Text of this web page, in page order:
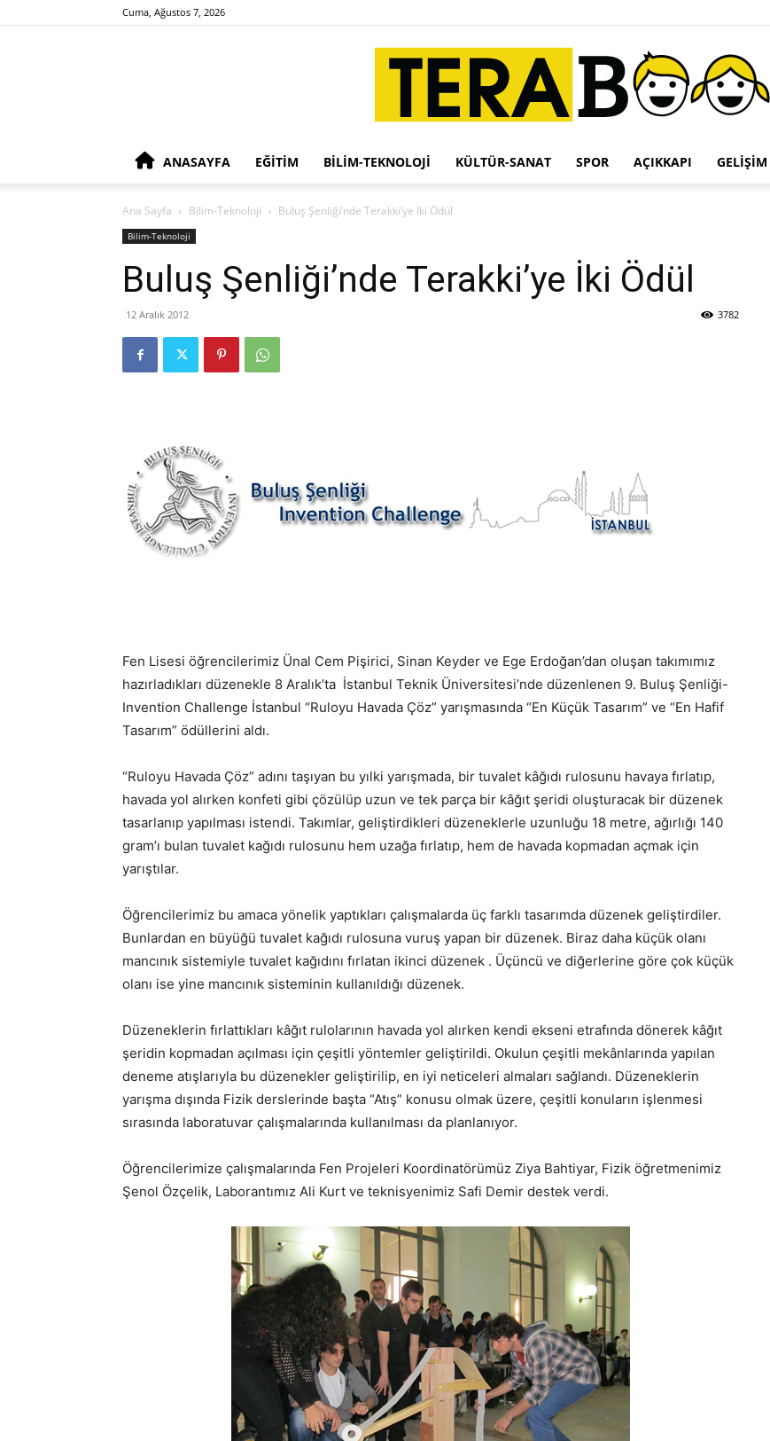
Cuma, Ağustos 7, 2026
ANASAYFA EĞITIM BILIM-TEKNOLOJI KÜLTÜR-SANAT SPOR AÇIKKAPI GELIŞIM
Ana Sayfa Bilim-Teknoloji Buluş Şenliği’nde Terakki’ye İki Ödül
Bilim-Teknoloji
Buluş Şenliği’nde Terakki’ye İki Ödül
12 Aralık 2012 3782
Fen Lisesi öğrencilerimiz Ünal Cem Pişirici, Sinan Keyder ve Ege Erdoğan’dan oluşan takımımız
hazırladıkları düzenekle 8 Aralık’ta İstanbul Teknik Üniversitesi’nde düzenlenen 9. Buluş Şenliği-
Invention Challenge İstanbul “Ruloyu Havada Çöz” yarışmasında “En Küçük Tasarım” ve “En Hafif
Tasarım” ödüllerini aldı.
“Ruloyu Havada Çöz” adını taşıyan bu yılki yarışmada, bir tuvalet kâğıdı rulosunu havaya fırlatıp,
havada yol alırken konfeti gibi çözülüp uzun ve tek parça bir kâğıt şeridi oluşturacak bir düzenek
tasarlanıp yapılması istendi. Takımlar, geliştirdikleri düzeneklerle uzunluğu 18 metre, ağırlığı 140
gram’ı bulan tuvalet kağıdı rulosunu hem uzağa fırlatıp, hem de havada kopmadan açmak için
yarıştılar.
Öğrencilerimiz bu amaca yönelik yaptıkları çalışmalarda üç farklı tasarımda düzenek geliştirdiler.
Bunlardan en büyüğü tuvalet kağıdı rulosuna vuruş yapan bir düzenek. Biraz daha küçük olanı
mancınık sistemiyle tuvalet kağıdını fırlatan ikinci düzenek . Üçüncü ve diğerlerine göre çok küçük
olanı ise yine mancınık sisteminin kullanıldığı düzenek.
Düzeneklerin fırlattıkları kâğıt rulolarının havada yol alırken kendi ekseni etrafında dönerek kâğıt
şeridin kopmadan açılması için çeşitli yöntemler geliştirildi. Okulun çeşitli mekânlarında yapılan
deneme atışlarıyla bu düzenekler geliştirilip, en iyi neticeleri almaları sağlandı. Düzeneklerin
yarışma dışında Fizik derslerinde başta “Atış” konusu olmak üzere, çeşitli konuların işlenmesi
sırasında laboratuvar çalışmalarında kullanılması da planlanıyor.
Öğrencilerimize çalışmalarında Fen Projeleri Koordinatörümüz Ziya Bahtiyar, Fizik öğretmenimiz
Şenol Özçelik, Laborantımız Ali Kurt ve teknisyenimiz Safi Demir destek verdi.